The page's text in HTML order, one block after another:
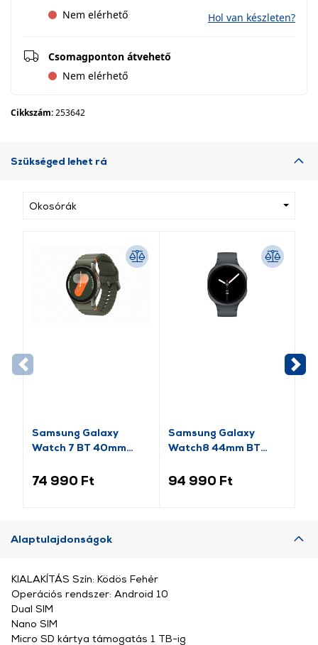
Nem elérhető
Hol van készleten?
Csomagponton átvehető
Nem elérhető
Cikkszám:253642
Szükséged lehet rá
Okosórák
Samsung Galaxy
Watch 7 BT 40mm
L300NZGAEUE)
74 990 Ft
Samsung Galaxy
Watch8 44mm BT
94 990 Ft
Alaptulajdonságok
KIALAKÍTÁS Szín: Ködös Fehér
Operációs rendszer: Android 10
Dual SIM
Nano SIM
Micro SD kártya támogatás 1 TB-ig